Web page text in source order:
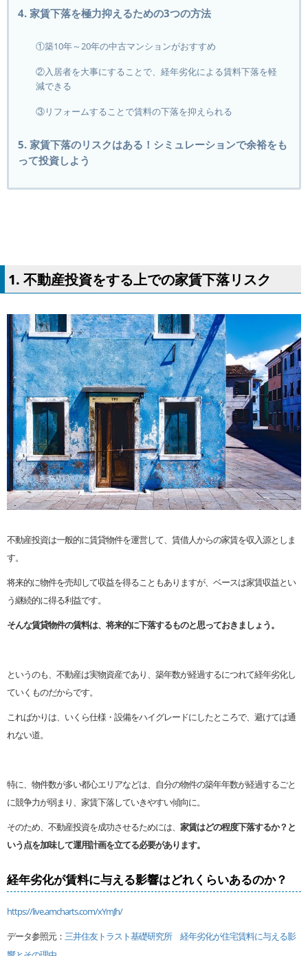
4. 家賃下落を極力抑えるための3つの方法
①築10年～20年の中古マンションがおすすめ
②入居者を大事にすることで、経年劣化による賃料下落を軽
減できる
③リフォームすることで賃料の下落を抑えられる
5. 家賃下落のリスクはある！シミュレーションで余裕をも
って投資しよう
1. 不動産投資をする上での家賃下落リスク
不動産投資は一般的に賃貸物件を運営して、賃借人からの家賃を収入源としま
す。
将来的に物件を売却して収益を得ることもありますが、ベースは家賃収益とい
う継続的に得る利益です。
そんな賃貸物件の賃料は、将来的に下落するものと思っておきましょう。
というのも、不動産は実物資産であり、築年数が経過するにつれて経年劣化し
ていくものだからです。
こればかりは、いくら仕様・設備をハイグレードにしたところで、避けては通
れない道。
特に、物件数が多い都心エリアなどは、自分の物件の築年年数が経過するごと
に競争力が弱まり、家賃下落していきやすい傾向に。
そのため、不動産投資を成功させるためには、 家賃はどの程度下落するか？と
いう点を加味して運用計画を立てる必要があります。
経年劣化が賃料に与える影響はどれくらいあるのか？
https://live.amcharts.com/xYmJh/
データ参照元： 三井住友トラスト基礎研究所 経年劣化が住宅賃料に与える影